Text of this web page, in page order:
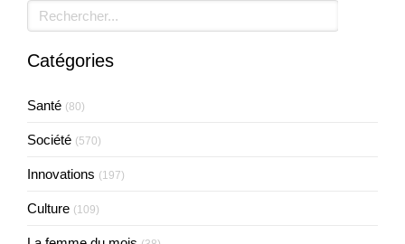
Rechercher
Catégories
Santé (80)
Société (570)
Innovations (197)
Culture (109)